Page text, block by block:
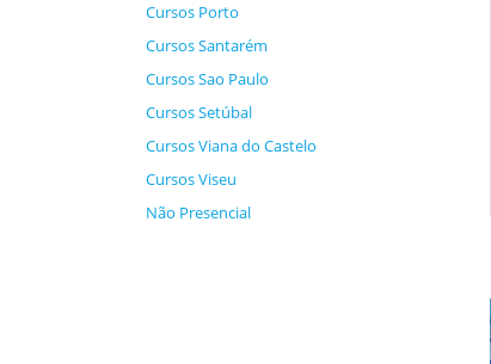
Cursos Porto
Cursos Santarém
Cursos Sao Paulo
Cursos Setúbal
Cursos Viana do Castelo
Cursos Viseu
Não Presencial